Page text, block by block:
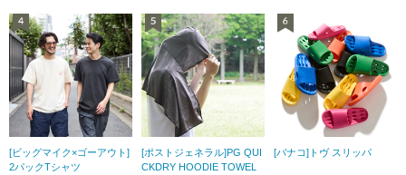
[ビッグマイク×ゴーアウト]
2パックTシャツ
[ポストジェネラル]PG QUI
CKDRY HOODIE TOWEL
[バナコ]トヴ スリッパ